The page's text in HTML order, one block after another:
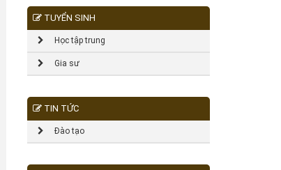
TUYỂN SINH
Học tập trung
Gia sư
TIN TỨC
Đào tạo